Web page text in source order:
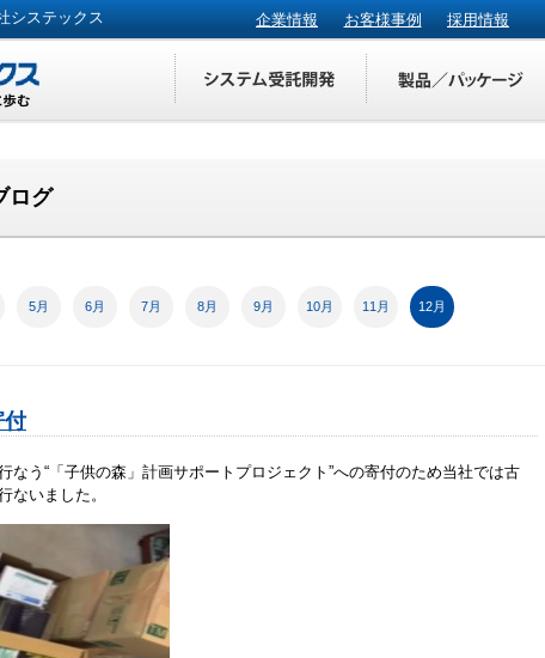
システックス 企業情報 お客様事例 採用情報
ログ
5月 6月 7月 8月 9月 10月 11月 12月
付
なう“「子供の森」計画サポートプロジェクト”への寄付のため当社では古
ないました。